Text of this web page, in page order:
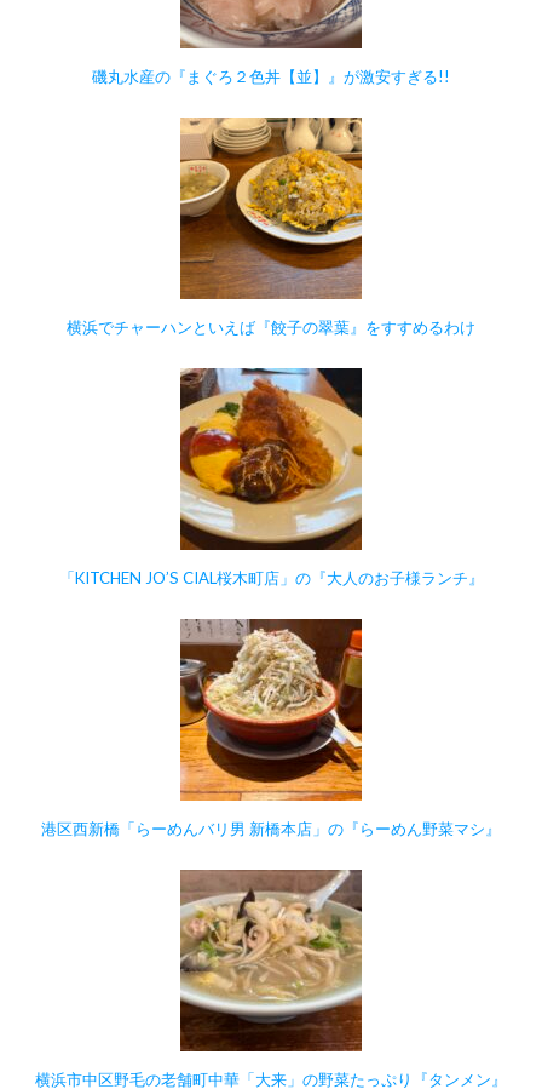
磯丸水産の『まぐろ２色丼【並】』が激安すぎる!!
横浜でチャーハンといえば『餃子の翠葉』をすすめるわけ
「KITCHEN JO’S CIAL桜木町店」の『大人のお子様ランチ』
港区西新橋「らーめんバリ男 新橋本店」の『らーめん野菜マシ』
横浜市中区野毛の老舗町中華「大来」の野菜たっぷり『タンメン』